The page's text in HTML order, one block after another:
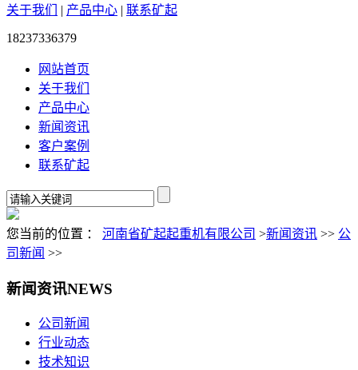
关于我们 | 产品中心 | 联系矿起
18237336379
网站首页
关于我们
产品中心
新闻资讯
客户案例
联系矿起
您当前的位置 ： 河南省矿起起重机有限公司 >新闻资讯 >> 公
司新闻 >>
新闻资讯NEWS
公司新闻
行业动态
技术知识